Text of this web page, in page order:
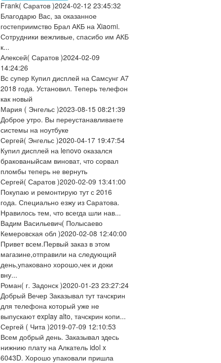
Frank( Саратов )2024-02-12 23:45:32
Благодарю Вас, за оказанное
гостеприимство Брал АКБ на Xiaomi.
Сотрудники вежливые, спасибо им АКБ
к...
Алексей( Саратов )2024-02-09
14:24:26
Вс супер Купил дисплей на Самсунг А7
2018 года. Установил. Теперь телефон
как новый
Мария ( Энгельс )2023-08-15 08:21:39
Доброе утро. Вы переустанавливаете
системы на ноутбуке
Сергей( Энгельс )2020-04-17 19:47:54
Купил дисплей на lenovo оказался
бракованыйсам виноват, что сорвал
пломбы теперь не вернуть
Сергей( Саратов )2020-02-09 13:41:00
Покупаю и ремонтирую тут с 2016
года. Специально езжу из Саратова.
Нравилось тем, что всегда шли нав...
Вадим Васильевич( Полысаево
Кемеровская обл )2020-02-08 12:40:00
Привет всем.Первый заказ в этом
магазине,отправили на следующий
день,упаковано хорошо,чек и доки
вну...
Роман( г. Задонск )2020-01-23 23:27:24
Добрый Вечер Заказывал тут тачскрин
для телефона который уже не
выпускают explay alto, тачскрин копи...
Сергей ( Чита )2019-07-09 12:10:53
Всем добрый день. Заказывал здесь
нижнию плату на Алкатель idol x
6043D. Хорошо упаковали пришла